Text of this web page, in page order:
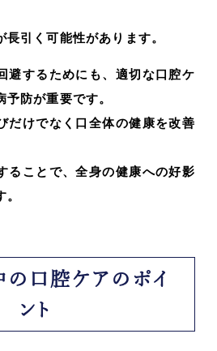
引く可能性があります。
避するためにも、適切な口腔ケ
防が重要です。
だけでなく口全体の健康を改善
ることで、全身の健康への好影
口腔ケアのポイ
ント